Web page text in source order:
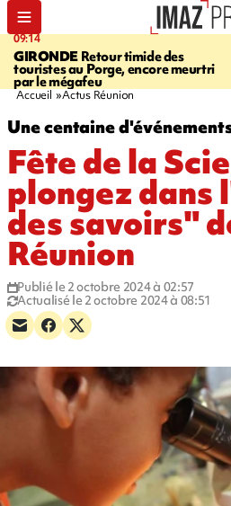
09:14
GIRONDE Retour timide des
touristes au Porge, encore meurtri
par le mégafeu
Accueil Actus Réunion
Une centaine
Fête de la
plongez dans
des savoirs"
Réunion
Publié le 2 octobre 2024 à 02:57
Actualisé le 2 octobre 2024 à 08:51